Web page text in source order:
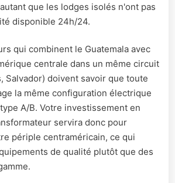
que les lodges isolés n'ont pas
disponible 24h/24.
qui combinent le Guatemala avec
centrale dans un même circuit
Salvador) doivent savoir que toute
la même configuration électrique
A/B. Votre investissement en
servira donc pour
périple centraméricain, ce qui
de qualité plutôt que des